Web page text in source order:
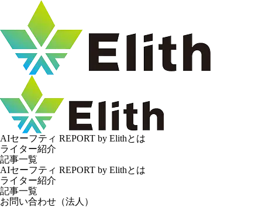
AIセーフティ REPORT by Elithとは
ライター紹介
記事一覧
AIセーフティ REPORT by Elithとは
ライター紹介
記事一覧
お問い合わせ（法人）